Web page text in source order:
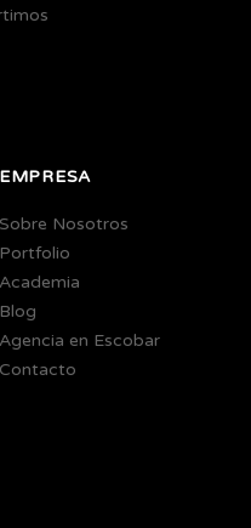
EMPRESA
Sobre Nosotros
Portfolio
Academia
Blog
Agencia en Escobar
Contacto